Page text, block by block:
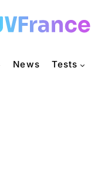
News Tests